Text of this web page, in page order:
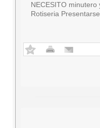
NECESITO
Rotiseria